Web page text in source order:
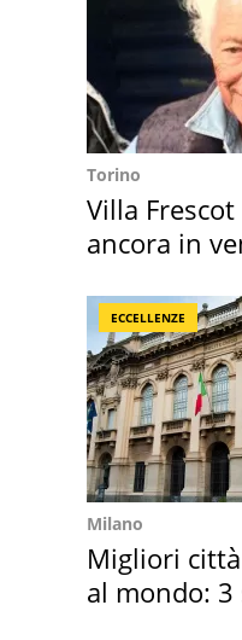
Torino
Villa
ancora in
ECCELLENZE
Milano
Migliori
al mondo: